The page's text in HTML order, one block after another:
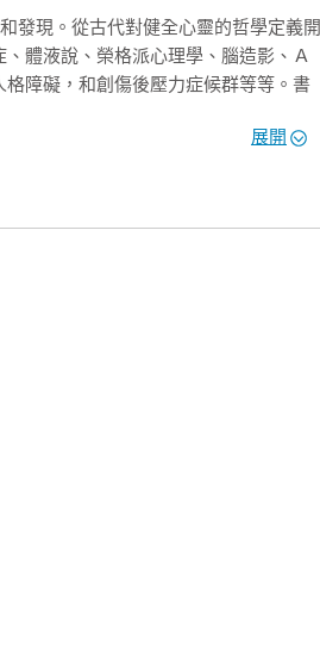
發現。從古代對健全心靈的哲學定義開
體液說、榮格派心理學、腦造影、Ａ
障礙，和創傷後壓力症候群等等。書
各位帶來更多內情，供你揣摩自己和
一世紀，考察250則最引人入勝的心理
人驚豔的全彩圖像。每頁底下的圖說
。
展開